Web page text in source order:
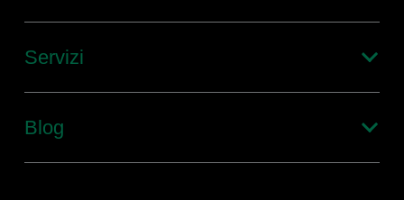
Servizi
Blog